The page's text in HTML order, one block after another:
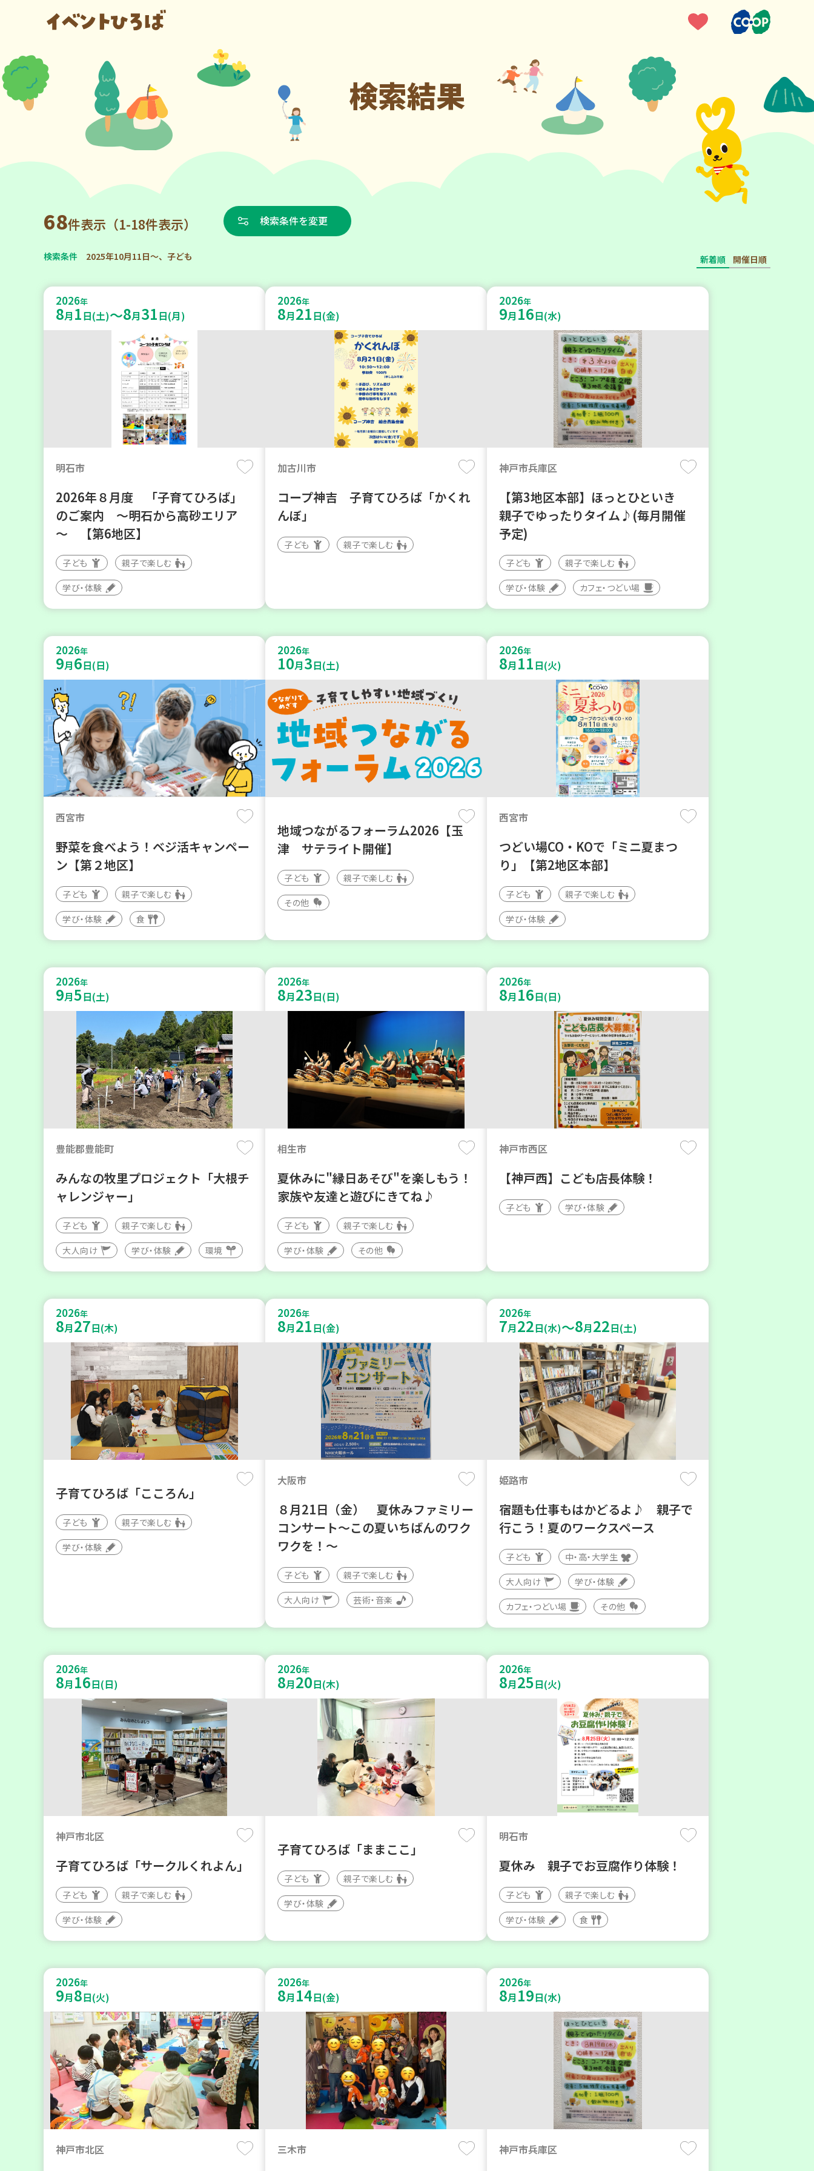
検索結果
68件表示（1-18件表示） 検索条件を変更
検索条件 2025年10月11日～、子ども 新着順 開催日順
2026年
8月 1日(土)～8月31日(月)
明石市
2026年８月度 「子育てひろば」
のご案内 ～明石から高砂エリア
～ 【第6地区】
子ども 親子で楽しむ
学び・体験
2026年
8月21日(金)
加古川市
コープ神吉 子育てひろば「かくれ
んぼ」
子ども 親子で楽しむ
2026年
9月 16日(水)
神戸市兵庫区
【第3地区本部】ほっとひといき
親子でゆったりタイム♪(毎月開催
予定)
子ども 親子で楽しむ
学び・体験 カフェ・つどい場
2026年
9月6日(日)
西宮市
野菜を食べよう！ベジ活キャンペー
ン【第２地区】
子ども 親子で楽しむ
学び・体験 食
2026年
10月3日(土)
地域つながるフォーラム2026【玉
津 サテライト開催】
子ども 親子で楽しむ
その他
2026年
8月 11日(火)
西宮市
つどい場CO・KOで「ミニ夏まつ
り」【第2地区本部】
子ども 親子で楽しむ
学び・体験
2026年
9月5日(土)
豊能郡豊能町
みんなの牧里プロジェクト「大根チ
ャレンジャー」
子ども 親子で楽しむ
大人向け 学び・体験 環境
2026年
8月23日(日)
相生市
夏休みに"縁日あそび"を楽しもう！
家族や友達と遊びにきてね♪
子ども 親子で楽しむ
学び・体験 その他
2026年
8月 16日(日)
神戸市西区
【神戸西】こども店長体験！
子ども 学び・体験
2026年
8月27日(木)
子育てひろば「こころん」
子ども 親子で楽しむ
学び・体験
2026年
8月21日(金)
大阪市
８月21日（金） 夏休みファミリー
コンサート～この夏いちばんのワク
ワクを！～
子ども 親子で楽しむ
大人向け 芸術・音楽
2026年
7月22日(水)～8月22日(土)
姫路市
宿題も仕事もはかどるよ♪ 親子で
行こう！夏のワークスペース
子ども 中・高・大学生
大人向け 学び・体験
カフェ・つどい場 その他
2026年
8月 16日(日)
神戸市北区
子育てひろば「サークルくれよん」
子ども 親子で楽しむ
学び・体験
2026年
8月20日(木)
子育てひろば「ままここ」
子ども 親子で楽しむ
学び・体験
2026年
8月25日(火)
明石市
夏休み 親子でお豆腐作り体験！
子ども 親子で楽しむ
学び・体験 食
2026年
9月8日(火)
神戸市北区
2026年
8月 14日(金)
三木市
2026年
8月 19日(水)
神戸市兵庫区